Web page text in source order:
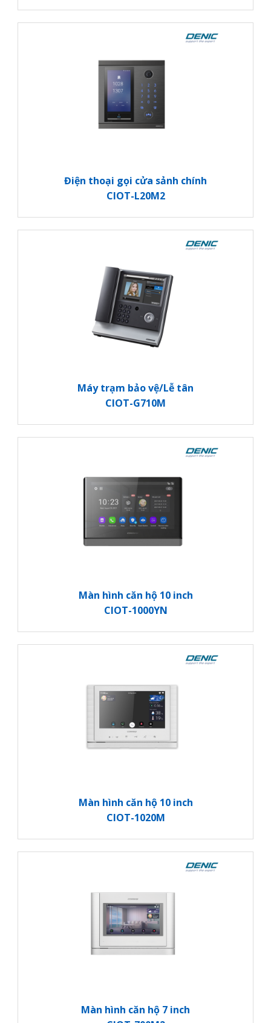
Điện thoại gọi cửa sảnh chính
CIOT-L20M2
Máy trạm bảo vệ/Lễ tân
CIOT-G710M
Màn hình căn hộ 10 inch
CIOT-1000YN
Màn hình căn hộ 10 inch
CIOT-1020M
Màn hình căn hộ 7 inch